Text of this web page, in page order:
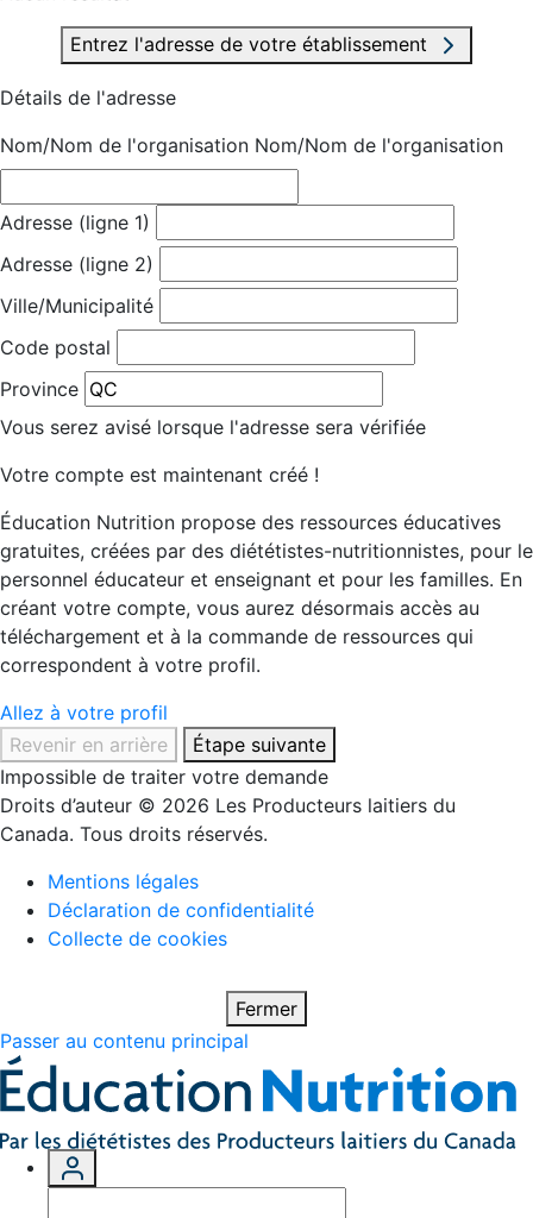
Entrez l'adresse de votre établissement
Détails de l'adresse
Nom/Nom de l'organisation Nom/Nom de l'organisation
Adresse (ligne 1)
Adresse (ligne 2)
Ville/Municipalité
Code postal
Province
Vous serez avisé lorsque l'adresse sera vérifiée
Votre compte est maintenant créé !
Éducation Nutrition propose des ressources éducatives
gratuites, créées par des diététistes-nutritionnistes, pour le
personnel éducateur et enseignant et pour les familles. En
créant votre compte, vous aurez désormais accès au
téléchargement et à la commande de ressources qui
correspondent à votre profil.
Allez à votre profil
Revenir en arrière
Étape suivante
Impossible de traiter votre demande
Droits d’auteur © 2026 Les Producteurs laitiers du
Canada. Tous droits réservés.
Mentions légales
Déclaration de confidentialité
Collecte de cookies
Fermer
Passer au contenu principal